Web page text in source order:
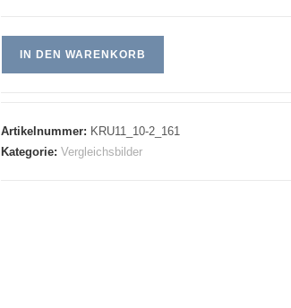
IN DEN WARENKORB
Artikelnummer: KRU11_10-2_161
Kategorie: Vergleichsbilder